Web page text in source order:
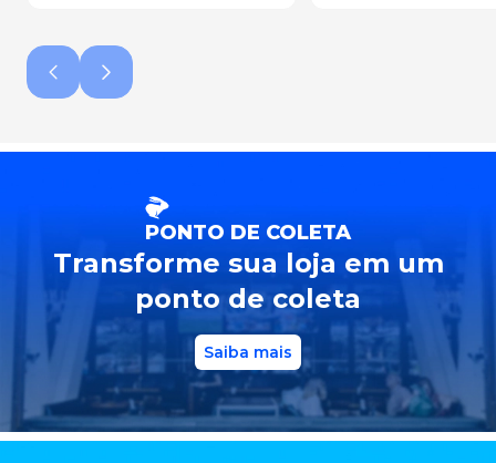
Previous slide
Next slide
PONTO DE COLETA
Transforme sua loja em um
ponto de coleta
Saiba mais